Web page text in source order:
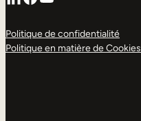
Politique de confidentialité
Politique en matière de Cookies